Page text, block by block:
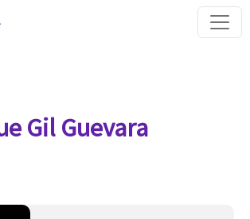
Gil Guevara